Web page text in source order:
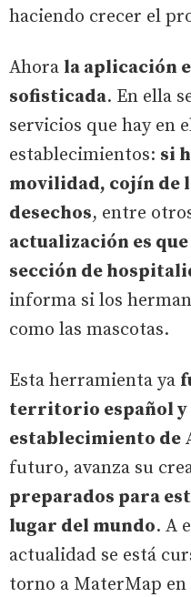
haciendo crecer el
Ahora la aplicación
sofisticada. En ella
servicios que hay en
establecimientos: si
movilidad, cojín de
desechos, entre
actualización es
sección de
informa si los
como las mascotas.
Esta herramienta ya
territorio español y
establecimiento de
futuro, avanza su
preparados para
lugar del mundo. A
actualidad se está
torno a MaterMap en